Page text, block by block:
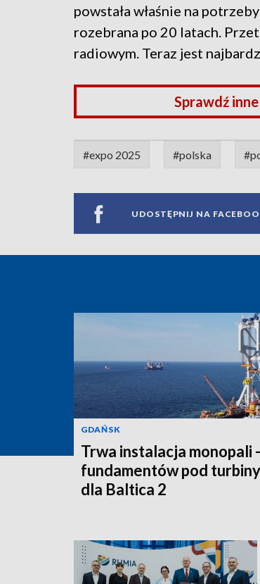
powstała właśnie na
rozebrana po 20 latach.
radiowym. Teraz jest
Sprawdź
#expo 2025 #polska
UDOSTĘPNIJ NA
GDAŃSK
Trwa instalacja monopali -
fundamentów pod
dla Baltica 2